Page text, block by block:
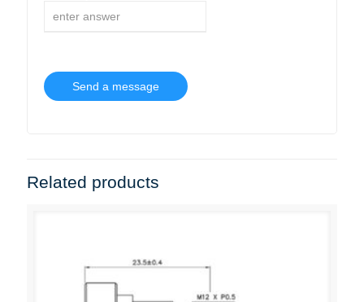
Related products